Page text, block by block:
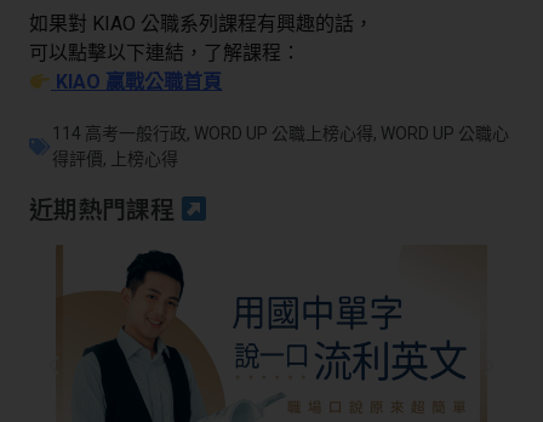
如果對 KIAO 公職系列課程有興趣的話，
可以點擊以下連結，了解課程：
KIAO 贏戰公職首頁
114 高考一般行政, WORD UP 公職上榜心得, WORD UP 公職心
得評價, 上榜心得
近期熱門課程